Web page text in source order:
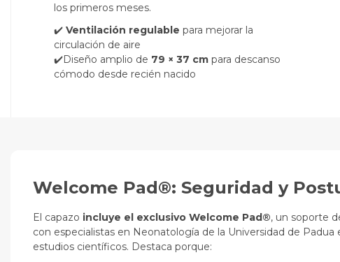
los primeros meses.
✔️ Ventilación regulable para mejorar la
circulación de aire
✔️Diseño amplio de 79 × 37 cm para descanso
cómodo desde recién nacido
Welcome Pad®: Seguridad y
El capazo incluye el exclusivo Welcome Pad®, un soporte
con especialistas en Neonatología de la Universidad de Padua
estudios científicos. Destaca porque: